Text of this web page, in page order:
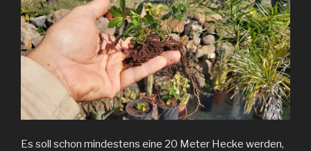
Es soll schon mindestens eine 20 Meter Hecke werden,